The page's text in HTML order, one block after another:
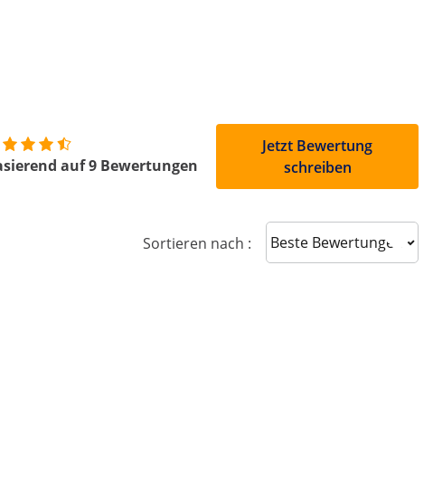
auf 9 Bewertungen
Jetzt Bewertung
schreiben
Sortieren nach : Sort reviews